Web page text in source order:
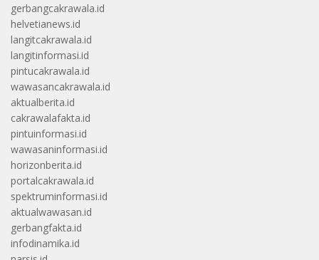
gerbangcakrawala.id
helvetianews.id
langitcakrawala.id
langitinformasi.id
pintucakrawala.id
wawasancakrawala.id
aktualberita.id
cakrawalafakta.id
pintuinformasi.id
wawasaninformasi.id
horizonberita.id
portalcakrawala.id
spektruminformasi.id
aktualwawasan.id
gerbangfakta.id
infodinamika.id